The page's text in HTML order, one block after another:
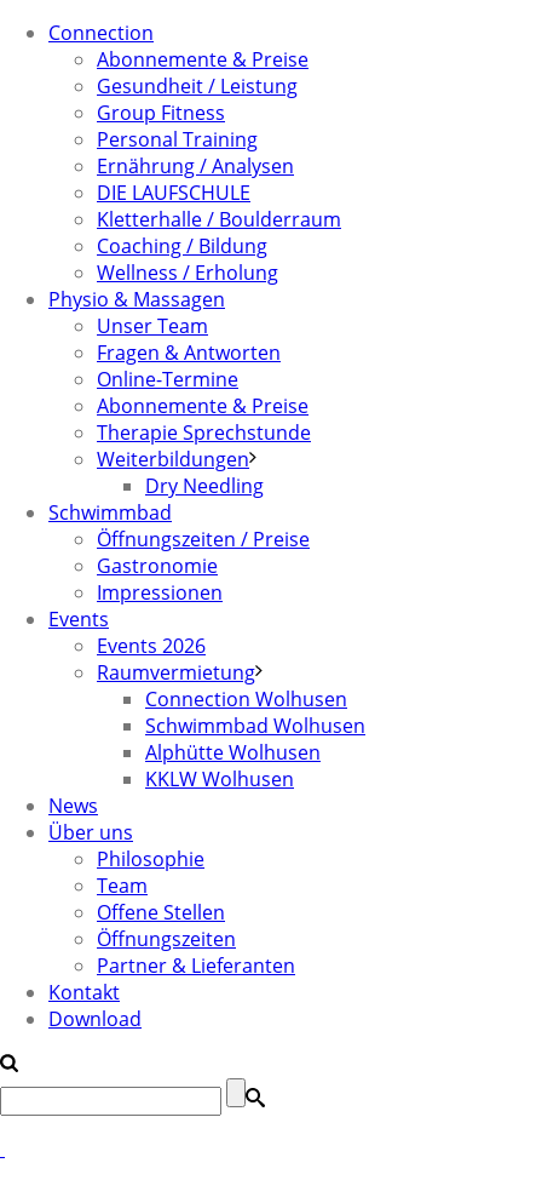
Connection
Abonnemente & Preise
Gesundheit / Leistung
Group Fitness
Personal Training
Ernährung / Analysen
DIE LAUFSCHULE
Kletterhalle / Boulderraum
Coaching / Bildung
Wellness / Erholung
Physio & Massagen
Unser Team
Fragen & Antworten
Online-Termine
Abonnemente & Preise
Therapie Sprechstunde
Weiterbildungen
Dry Needling
Schwimmbad
Öffnungszeiten / Preise
Gastronomie
Impressionen
Events
Events 2026
Raumvermietung
Connection Wolhusen
Schwimmbad Wolhusen
Alphütte Wolhusen
KKLW Wolhusen
News
Über uns
Philosophie
Team
Offene Stellen
Öffnungszeiten
Partner & Lieferanten
Kontakt
Download